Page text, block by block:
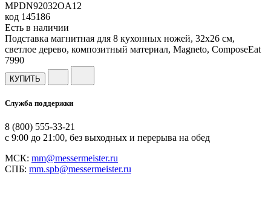
MPDN92032OA12
код 145186
Есть в наличии
Подставка магнитная для 8 кухонных ножей, 32х26 см,
светлое дерево, композитный материал, Magneto, ComposeEat
7990
КУПИТЬ
Служба поддержки
8 (800) 555-33-21
с 9:00 до 21:00, без выходных и перерыва на обед
МСК: mm@messermeister.ru
СПБ: mm.spb@messermeister.ru